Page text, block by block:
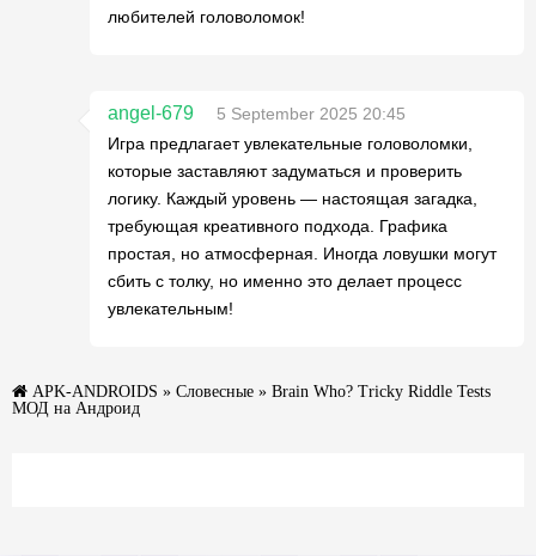
любителей головоломок!
angel-679
5 September 2025 20:45
Игра предлагает увлекательные головоломки,
которые заставляют задуматься и проверить
логику. Каждый уровень — настоящая загадка,
требующая креативного подхода. Графика
простая, но атмосферная. Иногда ловушки могут
сбить с толку, но именно это делает процесс
увлекательным!
APK-ANDROIDS » Словесные » Brain Who? Tricky Riddle Tests
МОД на Андроид